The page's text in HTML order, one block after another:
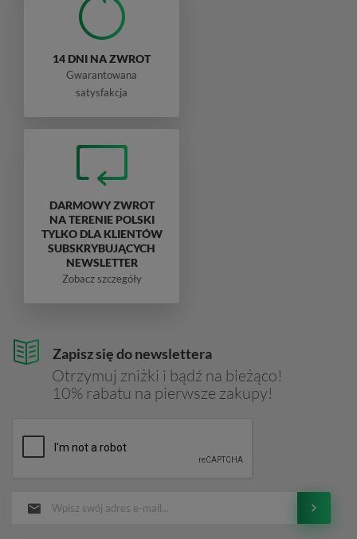
Zapisz się do newslettera
Otrzymuj zniżki i bądź na bieżąco!
10% rabatu na pierwsze zakupy!
14 DNI NA ZWROT
Gwarantowana
satysfakcja
DARMOWY ZWROT
NA TERENIE POLSKI
TYLKO DLA KLIENTÓW
SUBSKRYBUJĄCYCH
NEWSLETTER
Zobacz szczegóły